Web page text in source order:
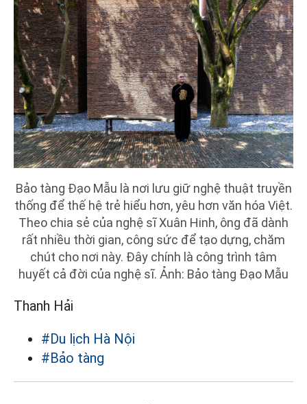
Bảo tàng Đạo Mẫu là nơi lưu giữ nghệ thuật truyền
thống để thế hệ trẻ hiểu hơn, yêu hơn văn hóa Việt.
Theo chia sẻ của nghệ sĩ Xuân Hinh, ông đã dành
rất nhiều thời gian, công sức để tạo dựng, chăm
chút cho nơi này. Đây chính là công trình tâm
huyết cả đời của nghệ sĩ. Ảnh: Bảo tàng Đạo Mẫu
Thanh Hải
#Du lịch Hà Nội
#Bảo tàng